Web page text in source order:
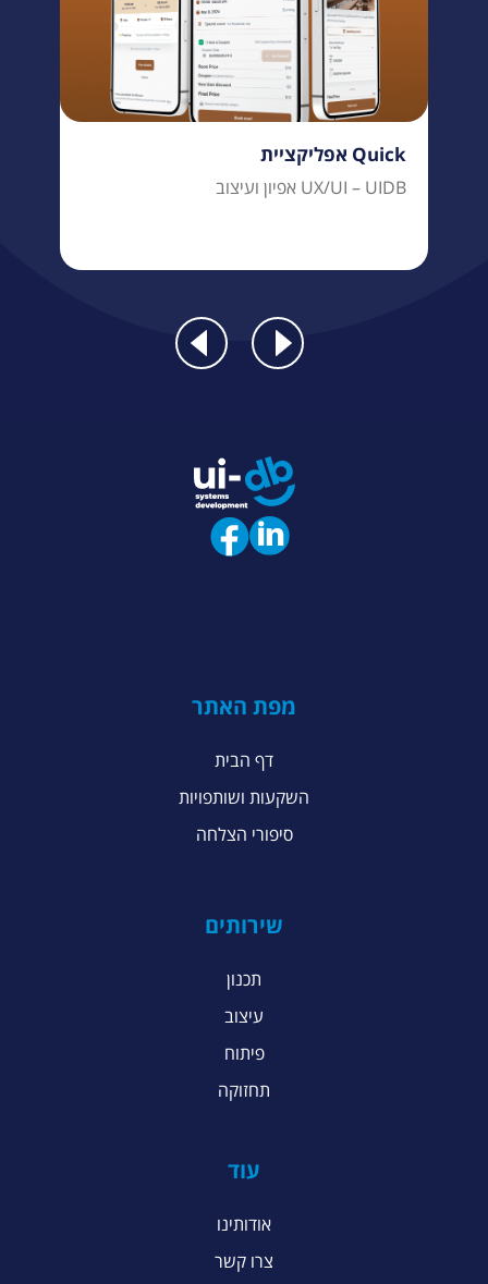
אפליקציית Quick
אפיון ועיצוב UX/UI – UIDB
מפת האתר
דף הבית
השקעות ושותפויות
סיפורי הצלחה
שירותים
תכנון
עיצוב
פיתוח
תחזוקה
עוד
אודותינו
צרו קשר